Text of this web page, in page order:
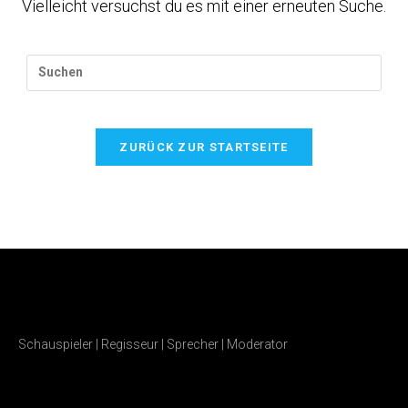
Vielleicht versuchst du es mit einer erneuten Suche.
ZURÜCK ZUR STARTSEITE
Schauspieler | Regisseur | Sprecher | Moderator